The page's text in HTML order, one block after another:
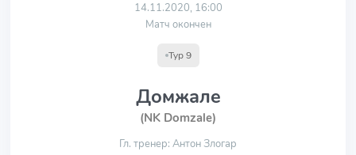
14.11.2020, 16:00
Матч окончен
Тур 9
Домжале
(NK Domzale)
Гл. тренер: Антон Злогар